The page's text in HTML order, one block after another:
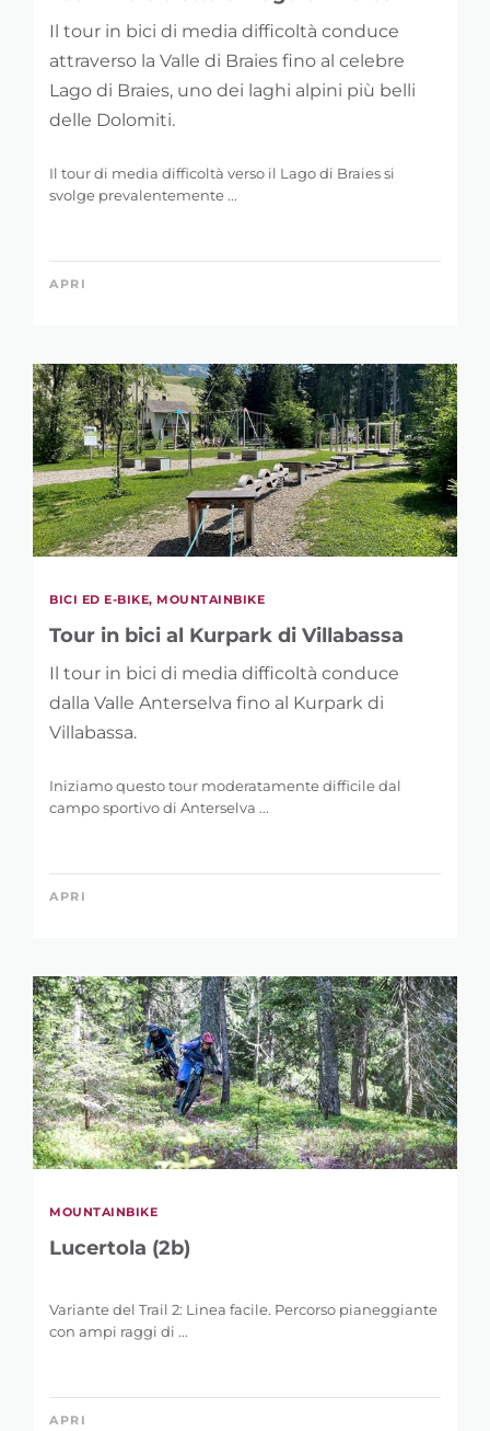
Il tour in bici di media difficoltà conduce
attraverso la Valle di Braies fino al celebre
Lago di Braies, uno dei laghi alpini più belli
delle Dolomiti.
Il tour di media difficoltà verso il Lago di Braies si
svolge prevalentemente ...
APRI
BICI ED E-BIKE, MOUNTAINBIKE
Tour in bici al Kurpark di Villabassa
Il tour in bici di media difficoltà conduce
dalla Valle Anterselva fino al Kurpark di
Villabassa.
Iniziamo questo tour moderatamente difficile dal
campo sportivo di Anterselva ...
APRI
MOUNTAINBIKE
Lucertola (2b)
Variante del Trail 2: Linea facile. Percorso pianeggiante
con ampi raggi di ...
APRI